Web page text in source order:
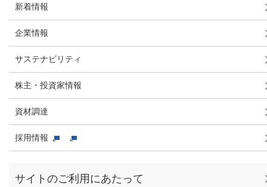
新着情報
企業情報
サステナビリティ
株主・投資家情報
資材調達
採用情報
サイトのご利用にあたって